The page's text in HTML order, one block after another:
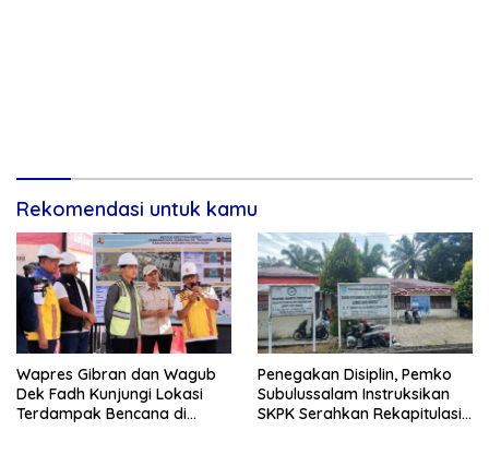
Rekomendasi untuk kamu
Wapres Gibran dan Wagub
Dek Fadh Kunjungi Lokasi
Terdampak Bencana di
Penegakan Disiplin, Pemko
Subulussalam Instruksikan
SKPK Serahkan Rekapitulasi